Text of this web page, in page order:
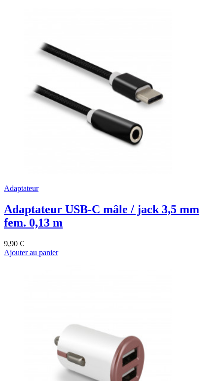
Adaptateur
Adaptateur USB-C mâle / jack 3,5 mm
fem. 0,13 m
9,90 €
Ajouter au panier